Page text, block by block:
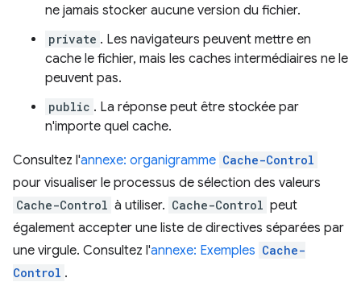
ne jamais stocker aucune version du fichier.
private . Les navigateurs peuvent mettre en
cache le fichier, mais les caches intermédiaires ne le
peuvent pas.
public . La réponse peut être stockée par
n'importe quel cache.
Consultez l'annexe: organigramme Cache-Control
pour visualiser le processus de sélection des valeurs
Cache-Control à utiliser. Cache-Control peut
également accepter une liste de directives séparées par
une virgule. Consultez l'annexe: Exemples Cache-
Control .